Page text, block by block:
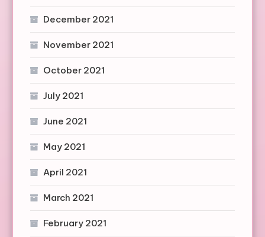
December 2021
November 2021
October 2021
July 2021
June 2021
May 2021
April 2021
March 2021
February 2021